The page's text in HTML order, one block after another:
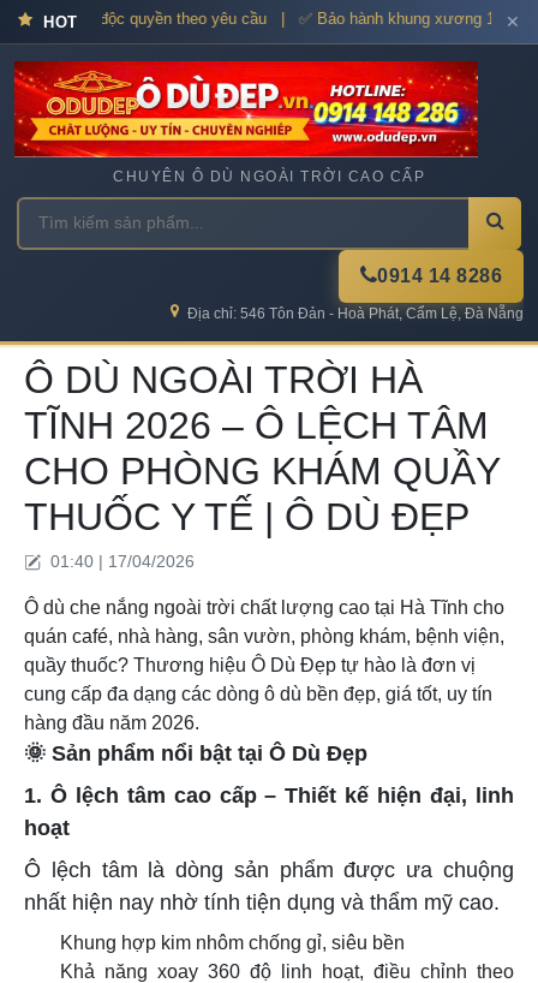
HOT
Thiết kế độc quyền theo yêu cầu | ✅ Bảo hành khung xương 12–36
✕
CHUYÊN Ô DÙ NGOÀI TRỜI CAO CẤP
0914 14 8286
Địa chỉ: 546 Tôn Đản - Hoà Phát, Cẩm Lệ, Đà Nẵng
Ô DÙ NGOÀI TRỜI HÀ
TĨNH 2026 – Ô LỆCH TÂM
CHO PHÒNG KHÁM QUẦY
THUỐC Y TẾ | Ô DÙ ĐẸP
01:40 | 17/04/2026
Ô dù che nắng ngoài trời chất lượng cao tại Hà Tĩnh cho
quán café, nhà hàng, sân vườn, phòng khám, bệnh viện,
quầy thuốc? Thương hiệu Ô Dù Đẹp tự hào là đơn vị
cung cấp đa dạng các dòng ô dù bền đẹp, giá tốt, uy tín
hàng đầu năm 2026.
🌞 Sản phẩm nổi bật tại Ô Dù Đẹp
1. Ô lệch tâm cao cấp – Thiết kế hiện đại, linh
hoạt
Ô lệch tâm là dòng sản phẩm được ưa chuộng
nhất hiện nay nhờ tính tiện dụng và thẩm mỹ cao.
Khung hợp kim nhôm chống gỉ, siêu bền
Khả năng xoay 360 độ linh hoạt, điều chỉnh theo